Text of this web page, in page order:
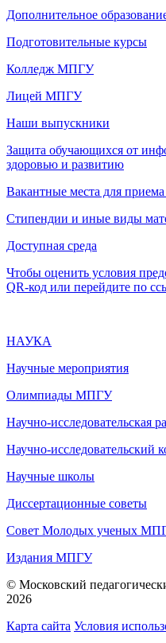
Дополнительное
Подготовительные курсы
Колледж МПГУ
Лицей МПГУ
Наши выпускники
Защита обучающихся от
здоровью и развитию
Вакантные места для
Стипендии и иные виды
Доступная среда
Чтобы оценить условия
QR-код или перейдите по
НАУКА
Научные мероприятия
Олимпиады МПГУ
Научно-исследовательская
Научно-
Научные школы
Диссертационные советы
Совет Молодых ученых
Издания МПГУ
© Московский
2026
Карта сайта Условия